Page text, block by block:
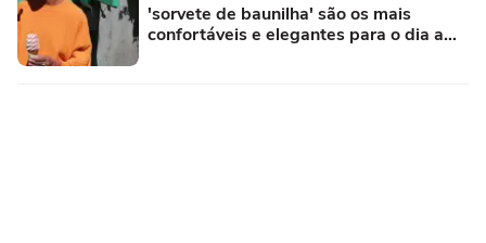
'sorvete de baunilha' são os mais
confortáveis e elegantes para o dia a